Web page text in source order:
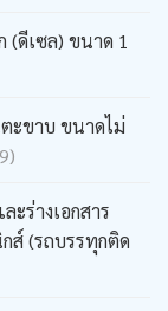
(ดีเซล) ขนาด 1
ะขาบ ขนาดไม่
ะร่างเอกสาร
ส์ (รถบรรทุกติด